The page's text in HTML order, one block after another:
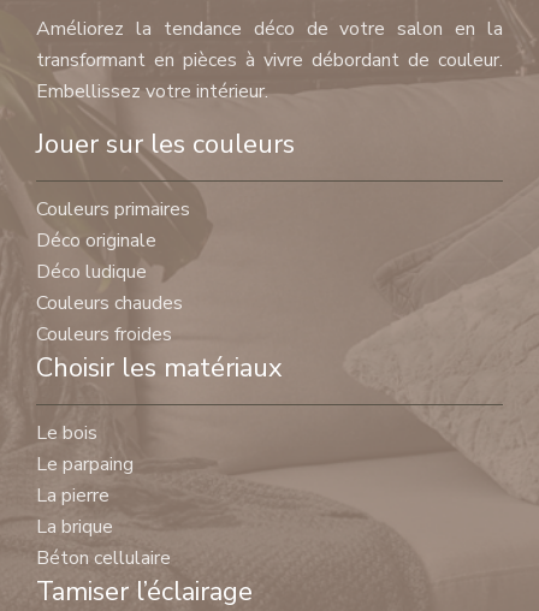
Améliorez la tendance déco de votre salon en la
transformant en pièces à vivre débordant de couleur.
Embellissez votre intérieur.
Jouer sur les couleurs
Couleurs primaires
Déco originale
Déco ludique
Couleurs chaudes
Couleurs froides
Choisir les matériaux
Le bois
Le parpaing
La pierre
La brique
Béton cellulaire
Tamiser l’éclairage